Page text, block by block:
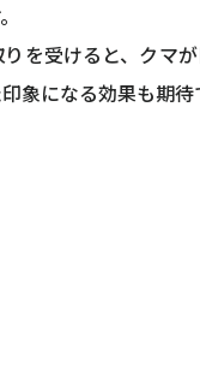
を受けると、クマ
象になる効果も期待